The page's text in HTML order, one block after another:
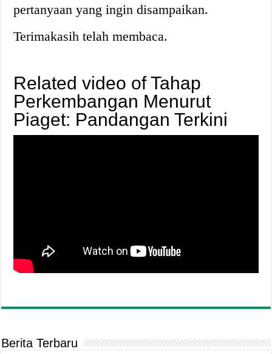
pertanyaan yang ingin disampaikan.
Terimakasih telah membaca.
Related video of Tahap
Perkembangan Menurut
Piaget: Pandangan Terkini
Berita Terbaru